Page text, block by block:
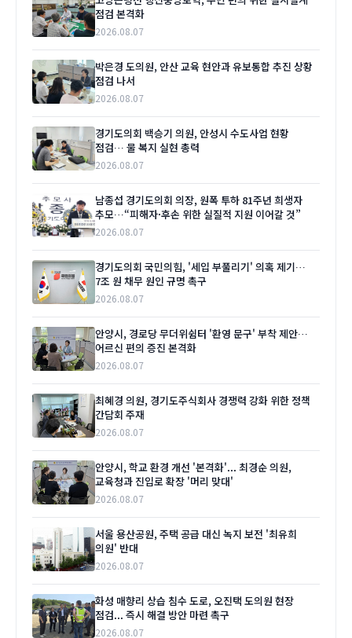
점검 본격화
2026.08.07
박은경 도의원, 안산 교육 현안과 유보통합 추진 상황
점검 나서
2026.08.07
경기도의회 백승기 의원, 안성시 수도사업 현황
점검… 물 복지 실현 총력
2026.08.07
남종섭 경기도의회 의장, 원폭 투하 81주년 희생자
추모…“피해자·후손 위한 실질적 지원 이어갈 것”
2026.08.07
경기도의회 국민의힘, '세입 부풀리기' 의혹 제기…
7조 원 채무 원인 규명 촉구
2026.08.07
안양시, 경로당 무더위쉼터 '환영 문구' 부착 제안…
어르신 편의 증진 본격화
2026.08.07
최혜경 의원, 경기도주식회사 경쟁력 강화 위한 정책
간담회 주재
2026.08.07
안양시, 학교 환경 개선 '본격화'... 최경순 의원,
교육청과 진입로 확장 '머리 맞대'
2026.08.07
서울 용산공원, 주택 공급 대신 녹지 보전 '최유희
의원' 반대
2026.08.07
화성 매향리 상습 침수 도로, 오진택 도의원 현장
점검... 즉시 해결 방안 마련 촉구
2026.08.07